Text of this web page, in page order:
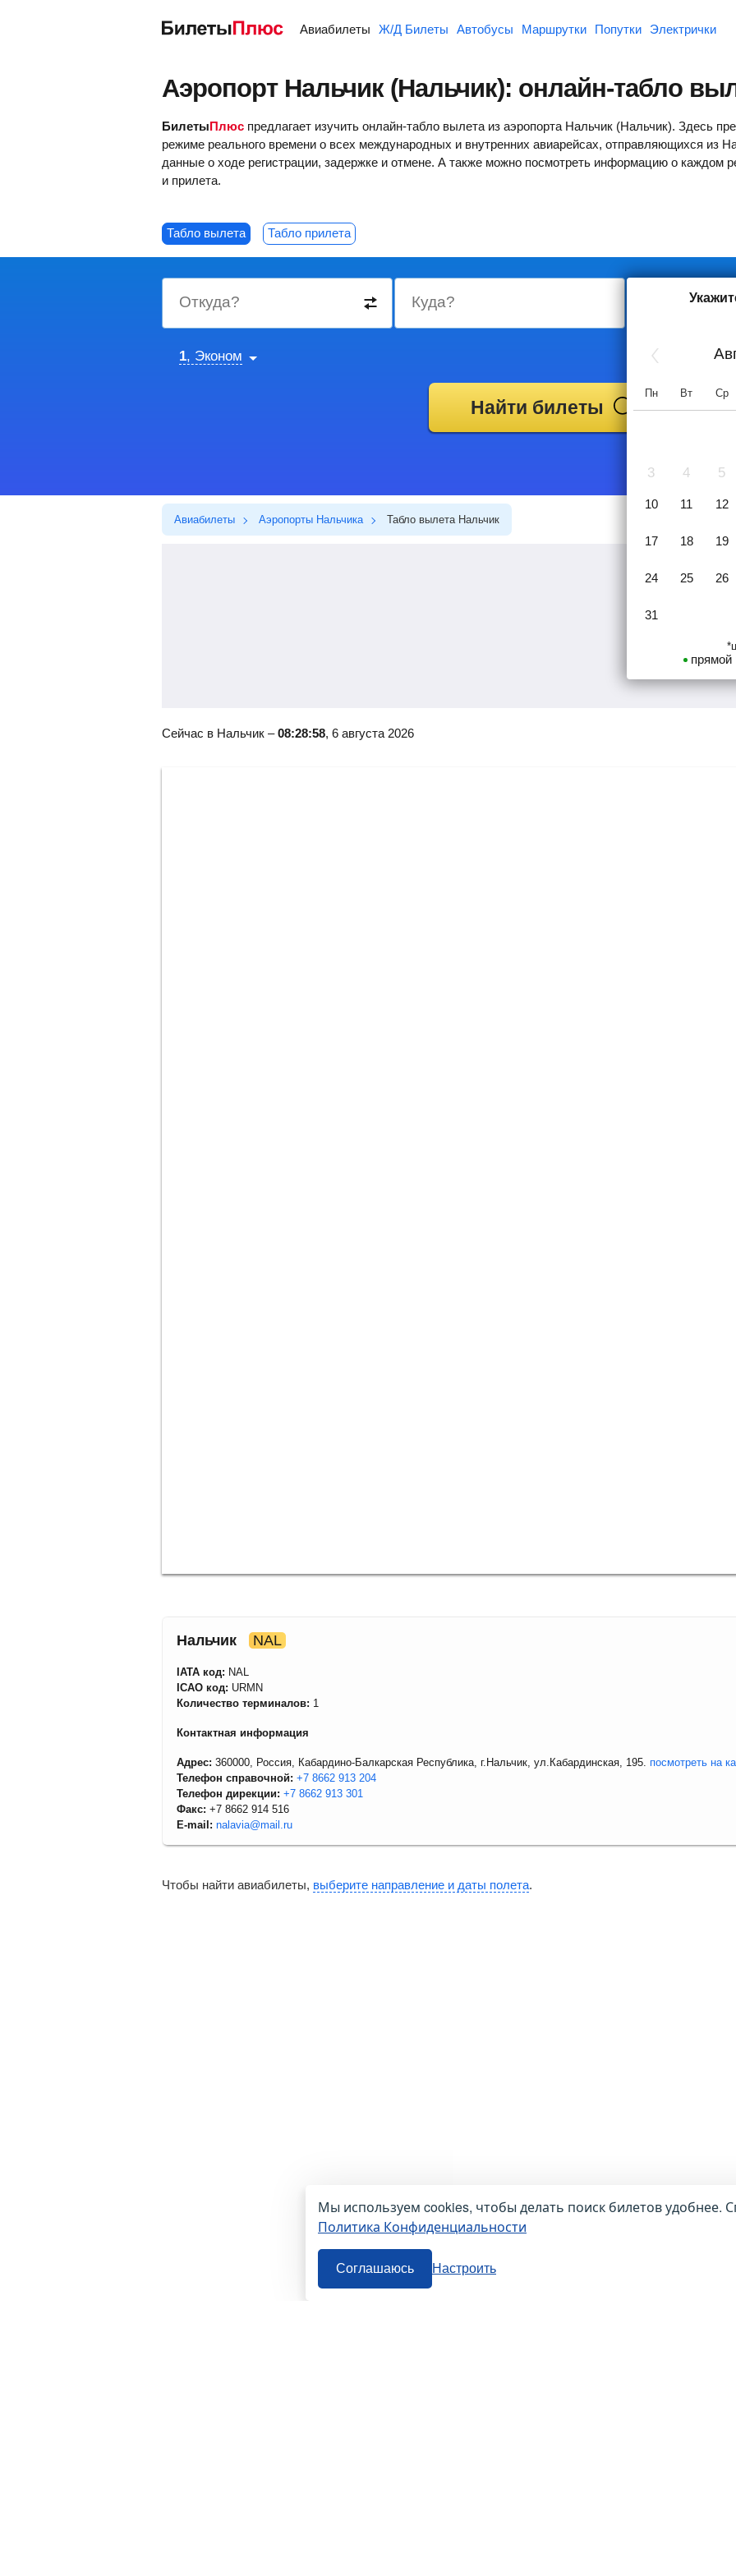
Авиабилеты Ж/Д Билеты Автобусы Маршрутки Попутки Электрички
Аэропорт Нальчик (Нальчик): онлайн-табло
БилетыПлюс предлагает изучить онлайн-табло вылета из аэропорта Нальчик (Нальчик). Здесь
режиме реального времени о всех международных и внутренних авиарейсах, отправляющихся из
данные о ходе регистрации, задержке и отмене. А также можно посмотреть информацию о каждом
и прилета.
Табло вылета Табло прилета
Откуда? Куда?
1, Эконом
Найти билеты
Авиабилеты Аэропорты Нальчика Табло вылета Нальчик
Сейчас в Нальчик –08:28:58, 6 августа 2026
Нальчик NAL
IATA код: NAL
ICAO код: URMN
Количество терминалов: 1
Контактная информация
Адрес: 360000, Россия, Кабардино-Балкарская Республика, г.Нальчик, ул.Кабардинская, 195. посмотреть на
Телефон справочной: +7 8662 913 204
Телефон дирекции: +7 8662 913 301
Факс: +7 8662 914 516
E-mail: nalavia@mail.ru
Чтобы найти авиабилеты, выберите направление и даты полета.
Мы используем cookies, чтобы делать поиск билетов удобнее.
Политика Конфиденциальности
Соглашаюсь Настроить
Пн Вт Ср
3 4 5
10 11 12
17 18 19
24 25 26
31
прямой